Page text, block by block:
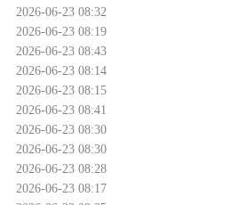
2026-06-23 08:32
2026-06-23 08:19
2026-06-23 08:43
2026-06-23 08:14
2026-06-23 08:15
2026-06-23 08:41
2026-06-23 08:30
2026-06-23 08:30
2026-06-23 08:28
2026-06-23 08:17